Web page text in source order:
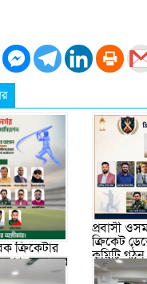
ক্রিকেটার
১৯ সদস্যের
গঠন
প্রবাসী
ক্রিকেট
কমিটি গঠন